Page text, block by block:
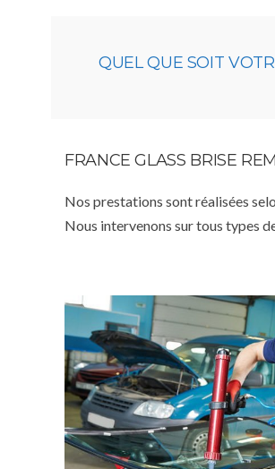
QUEL QUE SOIT
FRANCE GLASS BRISE
Nos prestations sont réalisées
Nous intervenons sur tous types